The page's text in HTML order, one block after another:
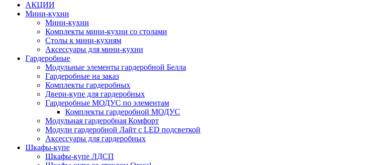
АКЦИИ
Мини-кухни
Мини-кухни
Комплекты мини-кухни со столами
Столы к мини-кухням
Аксессуары для мини-кухни
Гардеробные
Модульные элементы гардеробной Белла
Гардеробные на заказ
Комплекты гардеробных
Двери-купе для гардеробных
Гардеробные МОДУС по элементам
Комплекты гардеробной МОДУС
Модульная гардеробная Комфорт
Модули гардеробной Лайт с LED подсветкой
Аксессуары для гардеробных
Шкафы-купе
Шкафы-купе ЛДСП